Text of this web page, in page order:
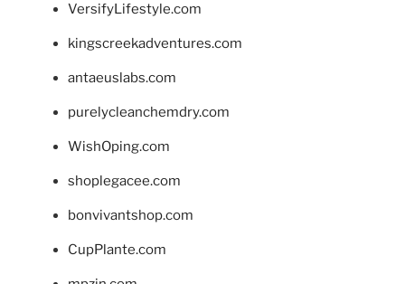
VersifyLifestyle.com
kingscreekadventures.com
antaeuslabs.com
purelycleanchemdry.com
WishOping.com
shoplegacee.com
bonvivantshop.com
CupPlante.com